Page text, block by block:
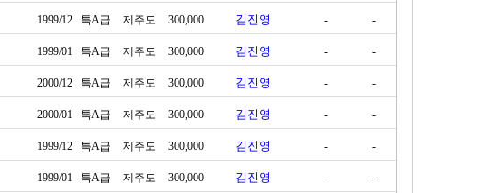
1999/12 특A급 제주도 300,000 김진영 - -
1999/01 특A급 제주도 300,000 김진영 - -
2000/12 특A급 제주도 300,000 김진영 - -
2000/01 특A급 제주도 300,000 김진영 - -
1999/12 특A급 제주도 300,000 김진영 - -
1999/01 특A급 제주도 300,000 김진영 - -